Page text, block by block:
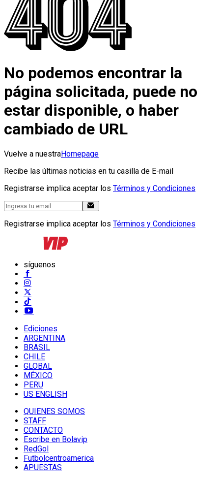
No podemos encontrar la
página solicitada, puede no
estar disponible, o haber
cambiado de URL
Vuelve a nuestraHomepage
Recibe las últimas noticias en tu casilla de E-mail
Registrarse implica aceptar los Términos y Condiciones
Registrarse implica aceptar los Términos y Condiciones
síguenos
Ediciones
ARGENTINA
BRASIL
CHILE
GLOBAL
MÉXICO
PERU
US ENGLISH
QUIENES SOMOS
STAFF
CONTACTO
Escribe en Bolavip
RedGol
Futbolcentroamerica
APUESTAS